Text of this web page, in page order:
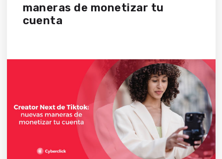
maneras de monetizar tu
cuenta